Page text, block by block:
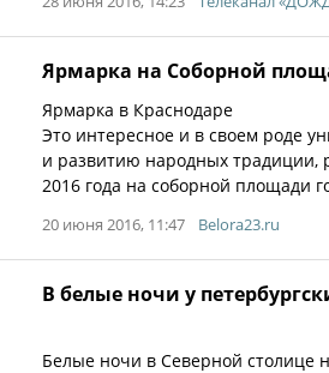
Ярмарка на Соборной
Ярмарка в Краснодаре
Это интересное и в своем роде
и развитию народных традиции,
2016 года на соборной площади
20 июня 2016, 11:47 Belora23.ru
В белые ночи у
Белые ночи в Северной столице